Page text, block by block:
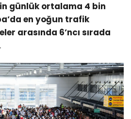
günlük ortalama 4 bin
en yoğun trafik
arasında 6’ncı sırada